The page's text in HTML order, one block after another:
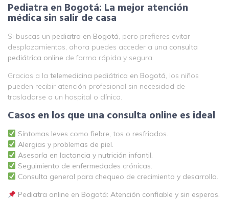
Pediatra en Bogotá: La mejor atención
médica sin salir de casa
Si buscas un pediatra en Bogotá, pero prefieres evitar
desplazamientos, ahora puedes acceder a una consulta
pediátrica online de forma rápida y segura.
Gracias a la telemedicina pediátrica en Bogotá, los niños
pueden recibir atención profesional sin necesidad de
trasladarse a un hospital o clínica.
Casos en los que una consulta online es ideal
Síntomas leves como fiebre, tos o resfriados.
Alergias y problemas de piel.
Asesoría en lactancia y nutrición infantil.
Seguimiento de enfermedades crónicas.
Consulta general para chequeo de crecimiento y desarrollo.
Pediatra online en Bogotá: Atención confiable y sin esperas.